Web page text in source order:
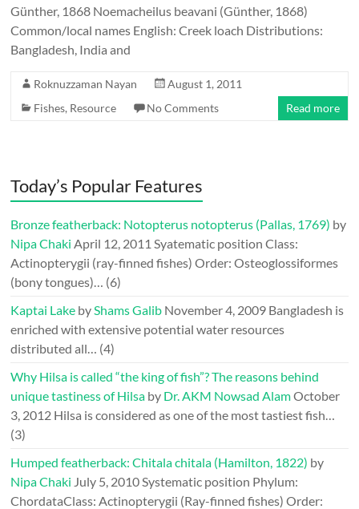
Günther, 1868 Noemacheilus beavani (Günther, 1868)
Common/local names English: Creek loach Distributions:
Bangladesh, India and
Roknuzzaman Nayan
August 1, 2011
Fishes, Resource No Comments Read more
Today’s Popular Features
Bronze featherback: Notopterus notopterus (Pallas, 1769) by
Nipa Chaki April 12, 2011 Syatematic position Class:
Actinopterygii (ray-finned fishes) Order: Osteoglossiformes
(bony tongues)… (6)
Kaptai Lake byShams Galib November 4, 2009 Bangladesh is
enriched with extensive potential water resources
distributed all… (4)
Why Hilsa is called “the king of fish”? The reasons behind
unique tastiness of Hilsa by Dr. AKM Nowsad AlamOctober
3, 2012 Hilsa is considered as one of the most tastiest fish…
(3)
Humped featherback: Chitala chitala (Hamilton, 1822) by
Nipa Chaki July 5, 2010Systematic position Phylum:
ChordataClass: Actinopterygii (Ray-finned fishes) Order: